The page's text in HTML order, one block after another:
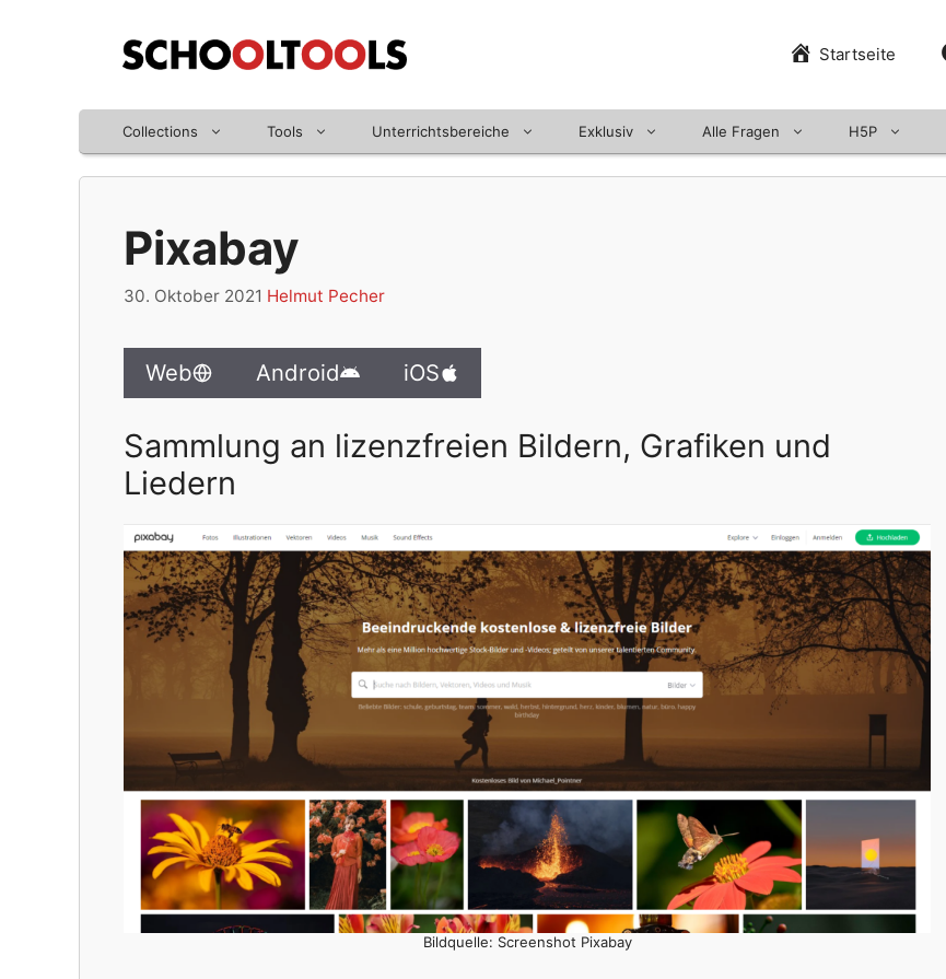
Startseite
Collections Tools Unterrichtsbereiche Exklusiv Alle Fragen H5P
Pixabay
30. Oktober 2021 Helmut Pecher
Web Android iOS
Sammlung an lizenzfreien Bildern, Grafiken und
Liedern
Bildquelle: Screenshot Pixabay